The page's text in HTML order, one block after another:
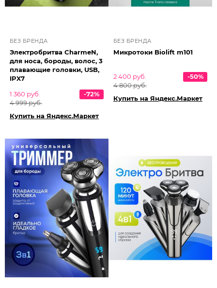
БЕЗ БРЕНДА
Электробритва CharmeN,
для носа, бороды, волос, 3
плавающие головки, USB,
IPX7
1 360 руб.
4 999 руб.
-72%
Купить на Яндекс.Маркет
БЕЗ БРЕНДА
Микротоки Biolift m101
2 400 руб.
4 800 руб.
-50%
Купить на Яндекс.Маркет